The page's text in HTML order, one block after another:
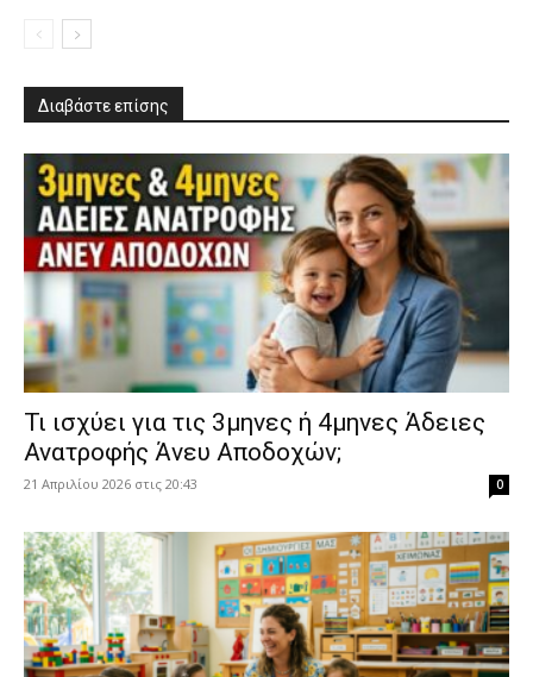
Διαβάστε επίσης
​Τι ισχύει για τις 3μηνες ή 4μηνες Άδειες
Ανατροφής Άνευ Αποδοχών;
21 Απριλίου 2026 στις 20:43 0